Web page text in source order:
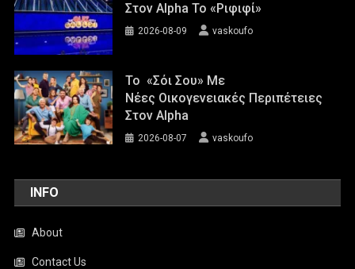
Στον Alpha Το «Ριφιφί»
2026-08-09 vaskoufo
Το «Σόι Σου» Με
Νέες Οικογενειακές Περιπέτειες
Στον Alpha
2026-08-07 vaskoufo
INFO
About
Contact Us